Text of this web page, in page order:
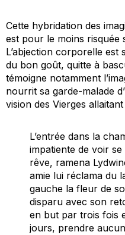
Cette hybridation des
est pour le moins risquée
L’abjection corporelle est
du bon goût, quitte à
témoigne notamment
nourrit sa garde-malade
vision des Vierges
L’entrée dans la
impatiente de voir
rêve, ramena
amie lui réclama du
gauche la fleur de
disparu avec son
en but par trois fois
jours, prendre